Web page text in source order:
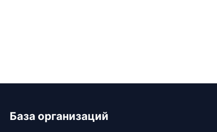
База организаций